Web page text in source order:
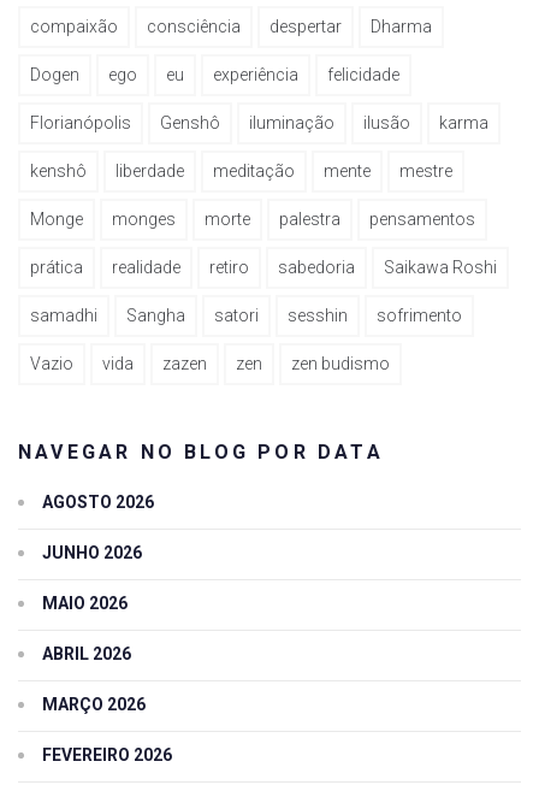
compaixão consciência despertar Dharma
Dogen ego eu experiência felicidade
Florianópolis Genshô iluminação ilusão karma
kenshô liberdade meditação mente mestre
Monge monges morte palestra pensamentos
prática realidade retiro sabedoria Saikawa Roshi
samadhi Sangha satori sesshin sofrimento
Vazio vida zazen zen zen budismo
NAVEGAR NO BLOG POR DATA
AGOSTO 2026
JUNHO 2026
MAIO 2026
ABRIL 2026
MARÇO 2026
FEVEREIRO 2026